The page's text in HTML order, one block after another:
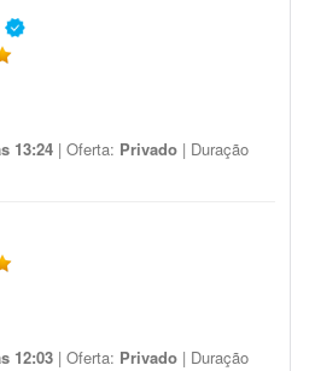
13:24 | Oferta: Privado | Duração
12:03 | Oferta: Privado | Duração